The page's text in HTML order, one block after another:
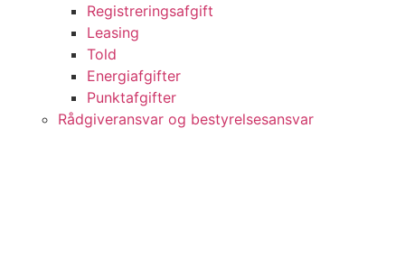
Registreringsafgift
Leasing
Told
Energiafgifter
Punktafgifter
Rådgiveransvar og bestyrelsesansvar